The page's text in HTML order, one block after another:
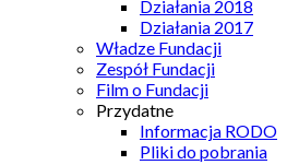
Działania 2018
Działania 2017
Władze Fundacji
Zespół Fundacji
Film o Fundacji
Przydatne
Informacja RODO
Pliki do pobrania